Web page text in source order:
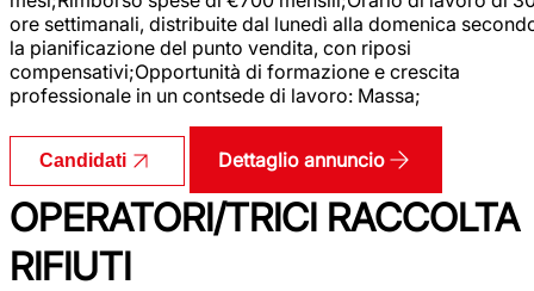
ore settimanali, distribuite dal lunedì alla domenica
la pianificazione del punto vendita, con riposi
compensativi;Opportunità di formazione e crescita
professionale in un contsede di lavoro: Massa;
Candidati Dettaglio annuncio
OPERATORI/TRICI RACCOLTA
RIFIUTI